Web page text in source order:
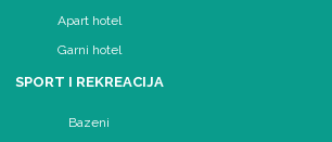
Apart hotel
Garni hotel
SPORT I REKREACIJA
Bazeni